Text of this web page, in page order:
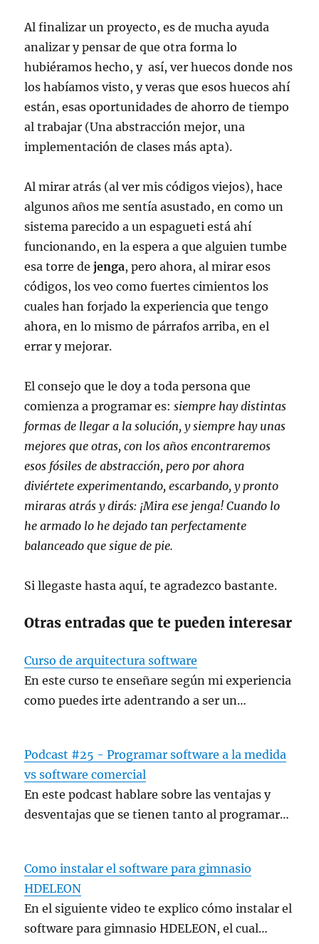
Al finalizar un proyecto, es de mucha ayuda
analizar y pensar de que otra forma lo
hubiéramos hecho, y así, ver huecos donde nos
los habíamos visto, y veras que esos huecos ahí
están, esas oportunidades de ahorro de tiempo
al trabajar (Una abstracción mejor, una
implementación de clases más apta).
Al mirar atrás (al ver mis códigos viejos), hace
algunos años me sentía asustado, en como un
sistema parecido a un espagueti está ahí
funcionando, en la espera a que alguien tumbe
esa torre dejenga, pero ahora, al mirar esos
códigos, los veo como fuertes cimientos los
cuales han forjado la experiencia que tengo
ahora, en lo mismo de párrafos arriba, en el
errar y mejorar.
El consejo que le doy a toda persona que
comienza a programar es:siempre hay distintas
formas de llegar a la solución, y siempre hay unas
mejores que otras, con los años encontraremos
esos fósiles de abstracción, pero por ahora
diviértete experimentando, escarbando, y pronto
miraras atrás y dirás: ¡Mira ese jenga! Cuando lo
he armado lo he dejado tan perfectamente
balanceado que sigue de pie.
Si llegaste hasta aquí, te agradezco bastante.
Otras entradas que te pueden interesar
Curso de arquitectura software
En este curso te enseñare según mi experiencia
como puedes irte adentrando a ser un…
Podcast #25 - Programar software a la medida
vs software comercial
En este podcast hablare sobre las ventajas y
desventajas que se tienen tanto al programar…
Como instalar el software para gimnasio
HDELEON
En el siguiente video te explico cómo instalar el
software para gimnasio HDELEON, el cual…